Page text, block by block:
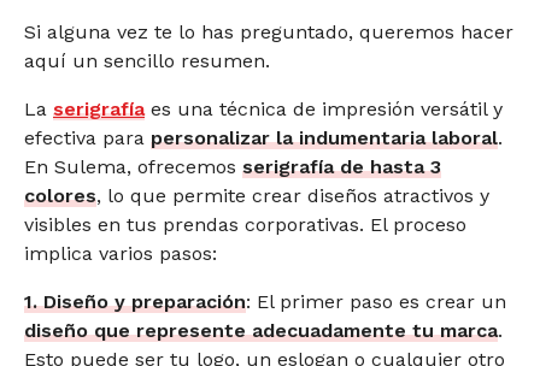
Si alguna vez te lo has preguntado, queremos hacer
aquí un sencillo resumen.
La serigrafíaes una técnica de impresión versátil y
efectiva para personalizar la indumentaria laboral.
En Sulema, ofrecemos serigrafía de hasta 3
colores, lo que permite crear diseños atractivos y
visibles en tus prendas corporativas. El proceso
implica varios pasos:
1. Diseño y preparación: El primer paso es crear un
diseño que represente adecuadamente tu marca.
Esto puede ser tu logo, un eslogan o cualquier otro